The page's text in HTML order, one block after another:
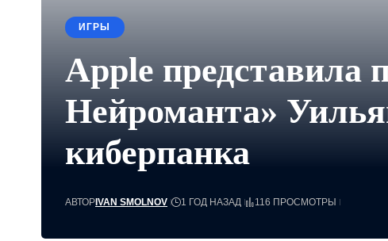
ИГРЫ
Apple представила
Нейроманта»
киберпанка
АВТОР IVAN SMOLNOV 1 ГОД НАЗАД 116 ПРОСМОТРЫ